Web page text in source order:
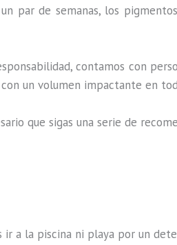
par de semanas, los
contamos con
un volumen impactante en
que sigas una serie de
ir a la piscina ni playa por un